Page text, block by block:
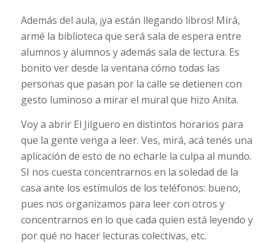
Además del aula, ¡ya están llegando libros! Mirá,
armé la biblioteca que será sala de espera entre
alumnos y alumnos y además sala de lectura. Es
bonito ver desde la ventana cómo todas las
personas que pasan por la calle se detienen con
gesto luminoso a mirar el mural que hizo Anita.
Voy a abrir El Jilguero en distintos horarios para
que la gente venga a leer. Ves, mirá, acá tenés una
aplicación de esto de no echarle la culpa al mundo.
SI nos cuesta concentrarnos en la soledad de la
casa ante los estímulos de los teléfonos: bueno,
pues nos organizamos para leer con otros y
concentrarnos en lo que cada quien está leyendo y
por qué no hacer lecturas colectivas, etc.